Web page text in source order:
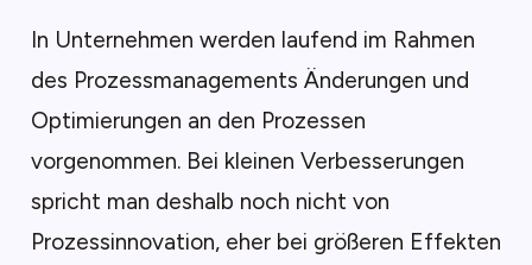
In Unternehmen werden laufend im Rahmen
des Prozessmanagements Änderungen und
Optimierungen an den Prozessen
vorgenommen. Bei kleinen Verbesserungen
spricht man deshalb noch nicht von
Prozessinnovation, eher bei größeren Effekten